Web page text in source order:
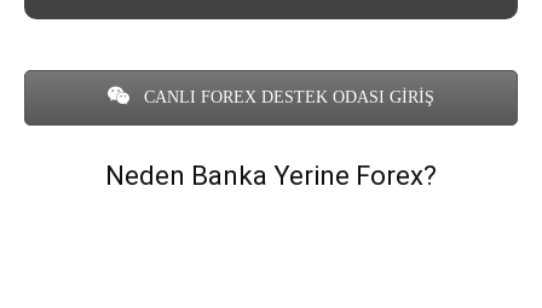
CANLI FOREX DESTEK ODASI GİRİŞ
Neden Banka Yerine Forex?